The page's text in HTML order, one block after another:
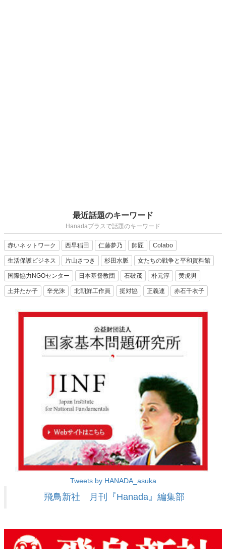
最近話題のキーワード
Hanadaプラスで話題のキーワード
赤いネットワーク 西早稲田 仁藤夢乃 師匠 Colabo
生活保護ビジネス 片山さつき 杉田水脈 女たちの戦争と平和資料館
国際協力NGOセンター 日本基督教団 石破茂 朴元淳 黄虎男
土井たか子 辛光洙 北朝鮮工作員 挺対協 正義連 赤石千衣子
Tweets by HANADA_asuka
飛鳥新社 月刊『Hanada』編集部